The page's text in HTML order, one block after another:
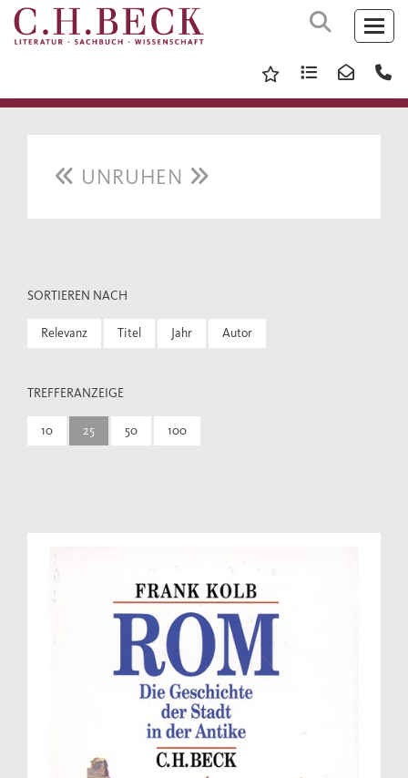
UNRUHEN
SORTIEREN NACH
Relevanz Titel Jahr Autor
TREFFERANZEIGE
10 25 50 100